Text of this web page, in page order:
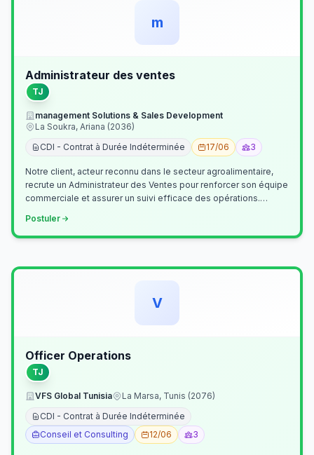
m
Administrateur des ventes
TJ
management Solutions & Sales Development
La Soukra, Ariana (2036)
CDI - Contrat à Durée Indéterminée
17/06 3
Notre client, acteur reconnu dans le secteur agroalimentaire,
recrute un Administrateur des Ventes pour renforcer son équipe
commerciale et assurer un suivi efficace des opérations.
Postuler
V
Officer Operations
TJ
VFS Global Tunisia
La Marsa, Tunis (2076)
CDI - Contrat à Durée Indéterminée
Conseil et Consulting
12/06 3